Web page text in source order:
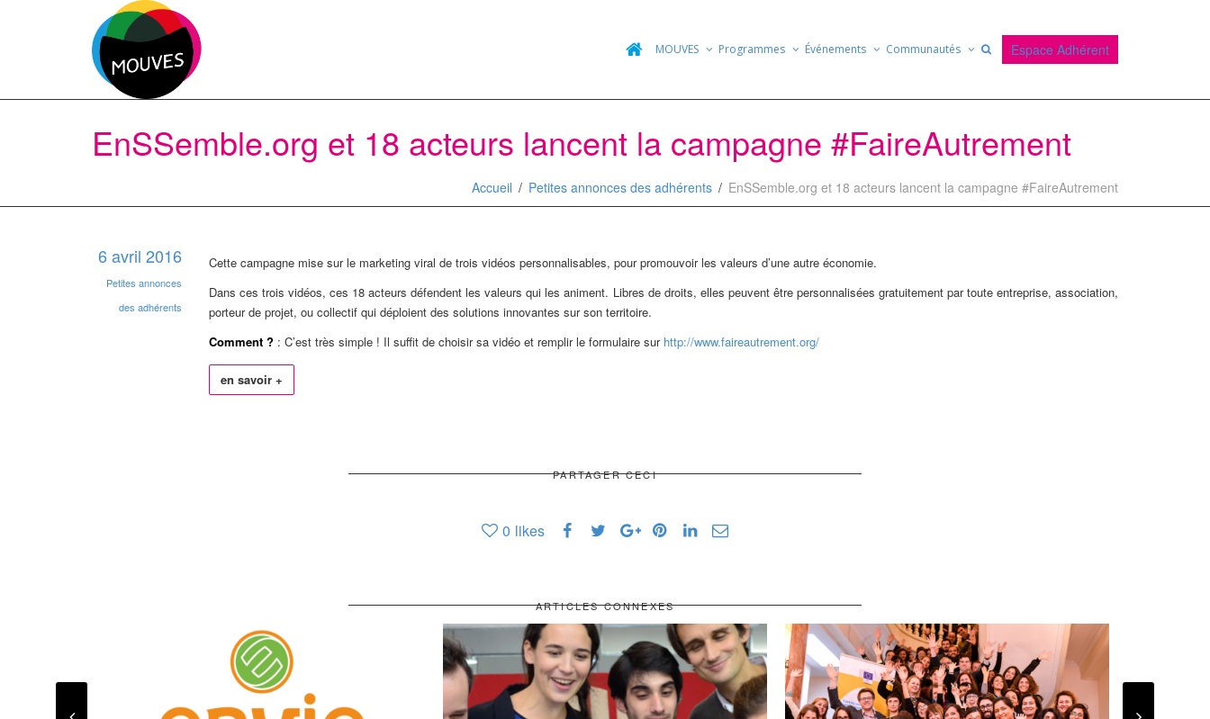
MOUVES Programmes Événements Communautés Espace Adhérent
EnSSemble.org et 18 acteurs lancent la campagne #FaireAutrement
Accueil Petites annonces des adhérents EnSSemble.org et 18 acteurs lancent la campagne #FaireAutrement
6 avril 2016
Petites annonces
des adhérents
Cette campagne mise sur le marketing viral de trois vidéos personnalisables, pour promouvoir les valeurs d’une autre économie.
Dans ces trois vidéos, ces 18 acteurs défendent les valeurs qui les animent. Libres de droits, elles peuvent être personnalisées gratuitement par toute entreprise, association,
porteur de projet, ou collectif qui déploient des solutions innovantes sur son territoire.
Comment ? : C’est très simple ! Il suffit de choisir sa vidéo et remplir le formulaire sur http://www.faireautrement.org/
en savoir +
PARTAGER CECI
0 likes
ARTICLES CONNEXES